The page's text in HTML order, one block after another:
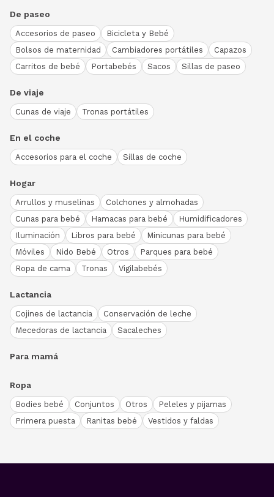
De paseo
Accesorios de paseo
Bicicleta y Bebé
Bolsos de maternidad
Cambiadores portátiles
Capazos
Carritos de bebé
Portabebés Sacos Sillas de paseo
De viaje
Cunas de viaje Tronas portátiles
En el coche
Accesorios para el coche Sillas de coche
Hogar
Arrullos y muselinas
Colchones y almohadas
Cunas para bebé
Hamacas para bebé
Humidificadores
Iluminación
Libros para bebé
Minicunas para bebé
Móviles
Nido Bebé Otros
Parques para bebé
Ropa de cama
Tronas Vigilabebés
Lactancia
Cojines de lactancia
Conservación de leche
Mecedoras de lactancia
Sacaleches
Para mamá
Ropa
Bodies bebé Conjuntos Otros
Peleles y pijamas
Primera puesta
Ranitas bebé Vestidos y faldas